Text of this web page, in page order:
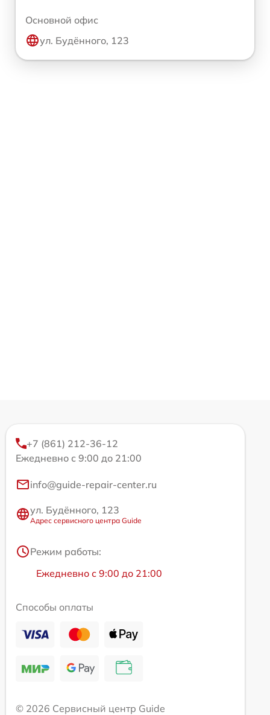
Основной офис
ул. Будённого, 123
+7 (861) 212-36-12
Ежедневно с 9:00 до 21:00
info@guide-repair-center.ru
ул. Будённого, 123
Адрес сервисного центра Guide
Режим работы:
Ежедневно с 9:00 до 21:00
Способы оплаты
© 2026 Сервисный центр Guide